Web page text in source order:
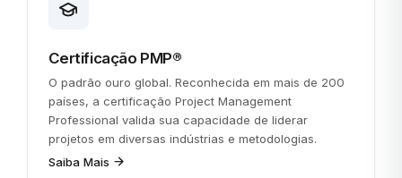
Certificação PMP®
O padrão ouro global. Reconhecida em mais de 200
países, a certificação Project Management
Professional valida sua capacidade de liderar
projetos em diversas indústrias e metodologias.
Saiba Mais